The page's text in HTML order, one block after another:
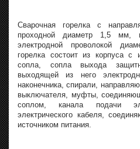
Сварочная горелка с
проходной диаметр 1,5 мм,
электродной проволокой
горелка состоит из корпуса с
сопла, сопла выхода
выходящей из него
наконечника, спирали,
выключателя, муфты,
соплом, канала подачи
электрического кабеля,
источником питания.